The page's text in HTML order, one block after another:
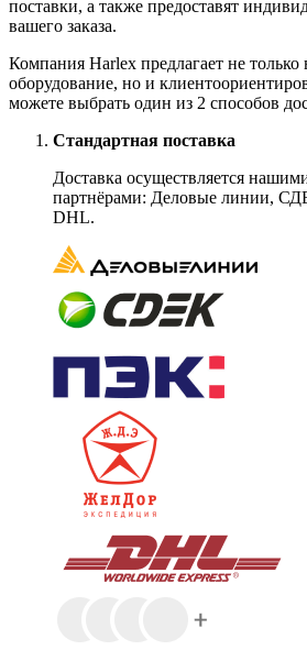
поставки, а также предоставят
вашего заказа.
Компания Harlex предлагает не только
оборудование, но и
можете выбрать один из 2 способов
Стандартная поставка
Доставка осуществляется
партнёрами: Деловые линии,
DHL.